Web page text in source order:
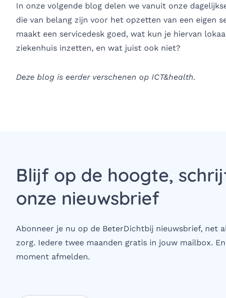
In onze volgende blog delen we vanuit onze
die van belang zijn voor het opzetten van een eigen
maakt een servicedesk goed, wat kun je hiervan
ziekenhuis inzetten, en wat juist ook niet?
Deze blog is eerder verschenen op ICT&health.
Blijf op de hoogte,
onze nieuwsbrief
Abonneer je nu op de BeterDichtbij nieuwsbrief, net
zorg. Iedere twee maanden gratis in jouw mailbox.
moment afmelden.